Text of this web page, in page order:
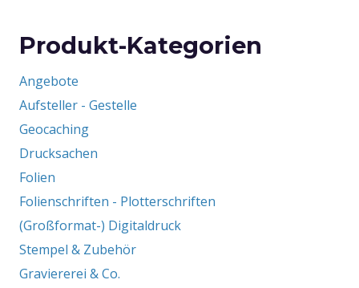
Produkt-Kategorien
Angebote
Aufsteller - Gestelle
Geocaching
Drucksachen
Folien
Folienschriften - Plotterschriften
(Großformat-) Digitaldruck
Stempel & Zubehör
Graviererei & Co.